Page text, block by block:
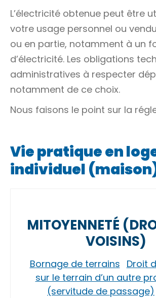
L’électricité obtenue peut être
votre usage personnel ou
ou en partie, notamment à un
d’électricité. Les obligations
administratives à respecter
notamment de ce choix.
Nous faisons le point sur la
Vie pratique en
individuel
MITOYENNETÉ
VOISINS)
Bornage de terrains Droit
sur le terrain d’un autre
(servitude de passage)